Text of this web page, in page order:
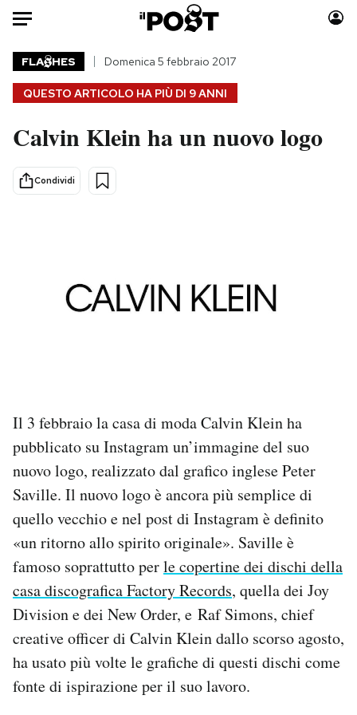
Auto
HOME
Italia
Politica
Economia
Moda
Altrecose
NEWSLETTER
I MIEI PREFERITI
SHOP
CALENDARIO
Area Personale
QUESTO ARTICOLO HA PIÙ DI 9 ANNI
FLA HES Domenica 5 febbraio 2017
Calvin Klein ha un nuovo logo
Condividi
Il 3 febbraio la casa di moda Calvin Klein ha
pubblicato su Instagram un’immagine del suo
nuovo logo, realizzato dal grafico inglese Peter
Saville. Il nuovo logo è ancora più semplice di
quello vecchio e nel post di Instagram è definito
«un ritorno allo spirito originale». Saville è
famoso soprattutto perle copertine dei dischi della
casa discografica Factory Records, quella dei Joy
Division e dei New Order, e Raf Simons, chief
creative officer di Calvin Klein dallo scorso agosto,
ha usato più volte le grafiche di questi dischi come
fonte di ispirazione per il suo lavoro.